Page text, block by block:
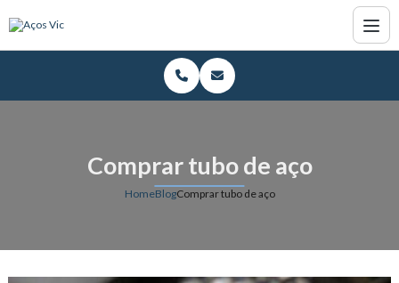
HomeBlogComprar tubo de aço
Comprar tubo de aço